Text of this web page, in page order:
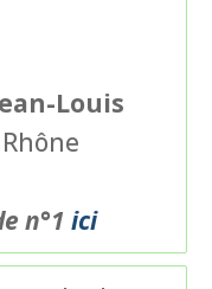
Louis
n°1ici